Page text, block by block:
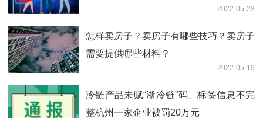
2022-05-23
怎样卖房子？卖房子有哪些技巧？卖房子
需要提供哪些材料？
2022-05-19
冷链产品未赋“浙冷链”码、标签信息不完
整杭州一家企业被罚20万元